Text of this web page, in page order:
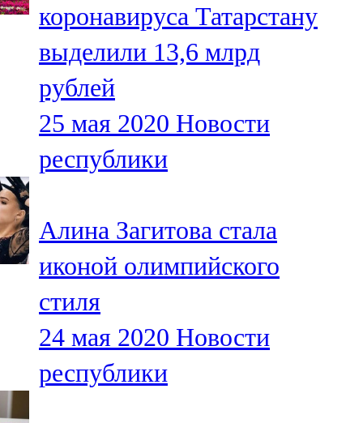
коронавируса Татарстану
выделили 13,6 млрд
рублей
25 мая 2020 Новости
республики
Алина Загитова стала
иконой олимпийского
стиля
24 мая 2020 Новости
республики